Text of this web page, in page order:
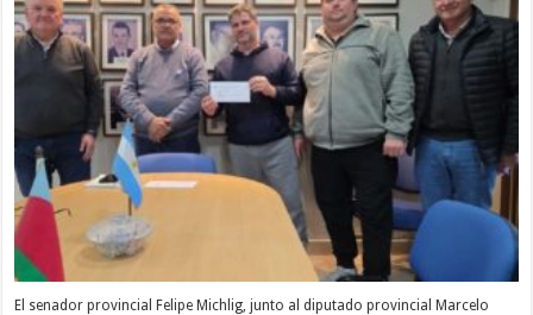
El senador provincial Felipe Michlig, junto al diputado provincial Marcelo